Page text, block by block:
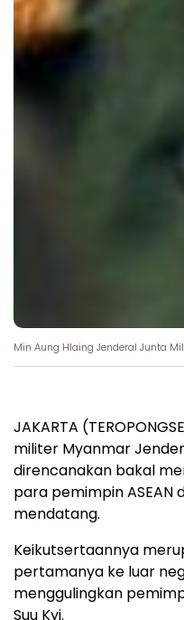
Min Aung Hlaing Jenderal Junta
JAKARTA
militer Myanmar
direncanakan bakal
para pemimpin ASEAN
mendatang.
Keikutsertaannya
pertamanya ke luar
menggulingkan
Suu Kyi.